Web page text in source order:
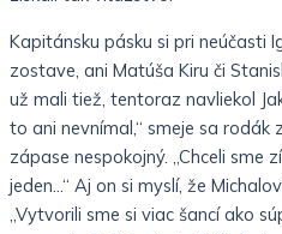
Kapitánsku pásku si pri neúčasti
zostave, ani Matúša Kiru či
už mali tiež, tentoraz navliekol
to ani nevnímal,“ smeje sa
zápase nespokojný. „Chceli sme
jeden…“ Aj on si myslí, že
„Vytvorili sme si viac šancí ako